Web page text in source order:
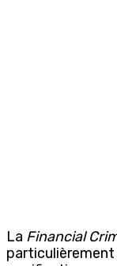
La Financial
particulièrement